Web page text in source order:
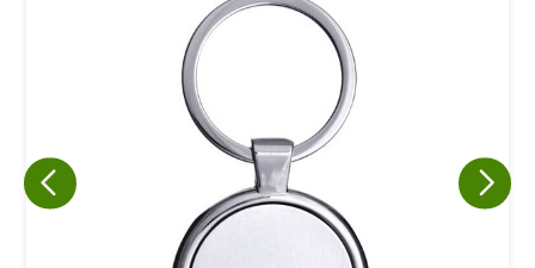
Eu concordo em receber comunicações.
A nossa empresa está comprometida a proteger e respeitar
sua privacidade, utilizaremos seus dados apenas para fins
de marketing. Você pode alterar suas preferências a
qualquer momento.
Iniciar conversa